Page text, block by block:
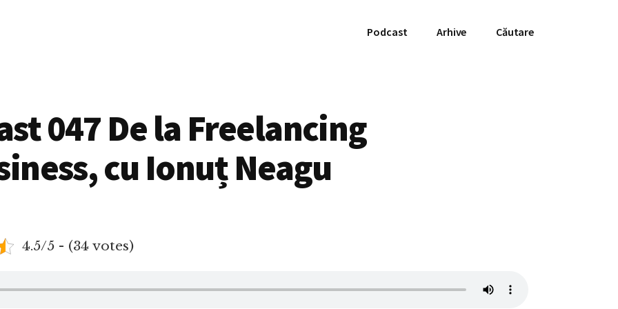
Podcast Arhive Căutare
047 De la Freelancing
cu Ionuț Neagu
4.5/5 - (34 votes)